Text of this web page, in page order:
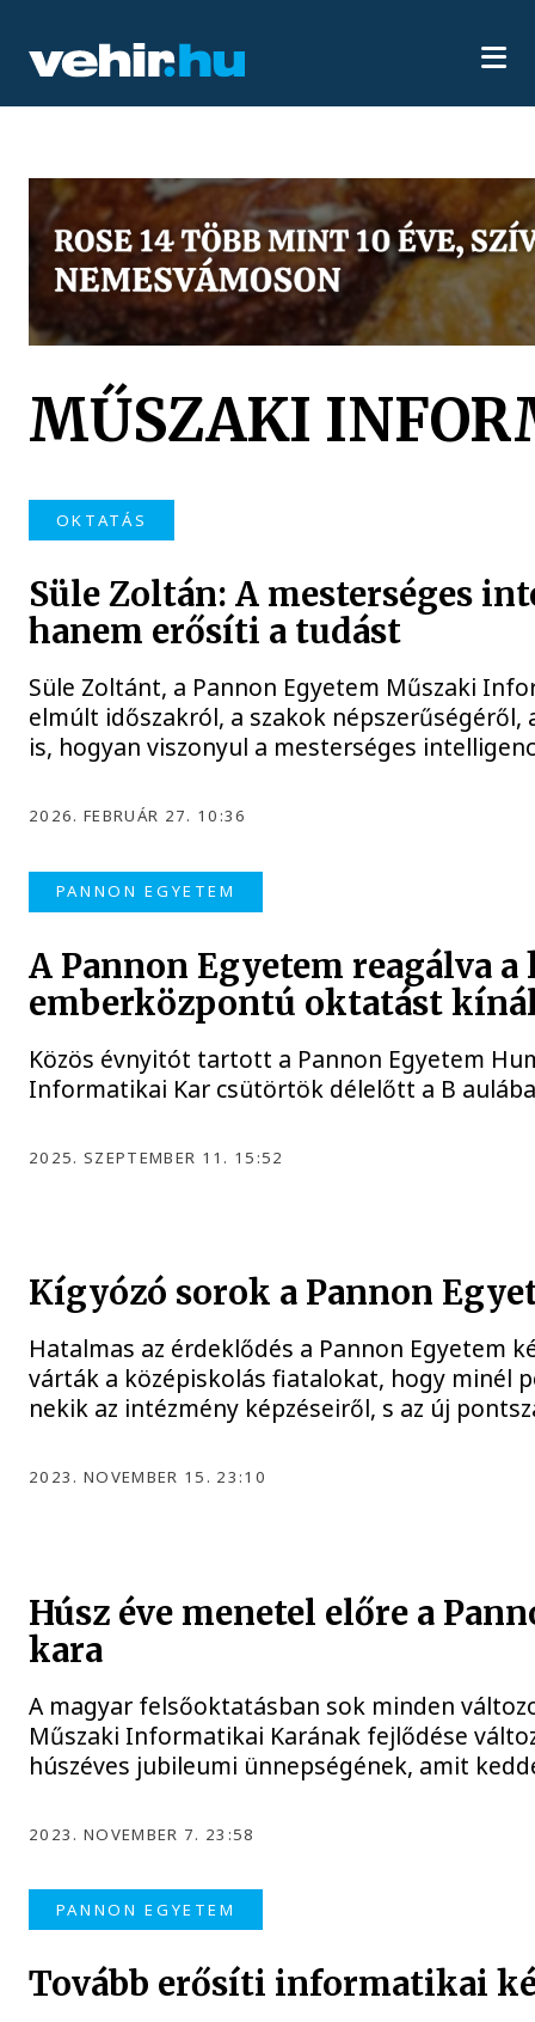
MŰSZAKI
OKTATÁS
Süle Zoltán: A mesterséges
hanem erősíti a tudást
Süle Zoltánt, a Pannon Egyetem Műszaki
elmúlt időszakról, a szakok
is, hogyan viszonyul a mesterséges
2026. FEBRUÁR 27. 10:36
PANNON EGYETEM
A Pannon Egyetem reagálva
emberközpontú oktatást
Közös évnyitót tartott a Pannon Egyetem
Informatikai Kar csütörtök délelőtt a B
2025. SZEPTEMBER 11. 15:52
Kígyózó sorok a Pannon
Hatalmas az érdeklődés a Pannon Egyetem
várták a középiskolás fiatalokat, hogy minél
nekik az intézmény képzéseiről, s az új
2023. NOVEMBER 15. 23:10
Húsz éve menetel előre a
kara
A magyar felsőoktatásban sok minden
Műszaki Informatikai Karának fejlődése
húszéves jubileumi ünnepségének, amit
2023. NOVEMBER 7. 23:58
PANNON EGYETEM
Tovább erősíti informatikai